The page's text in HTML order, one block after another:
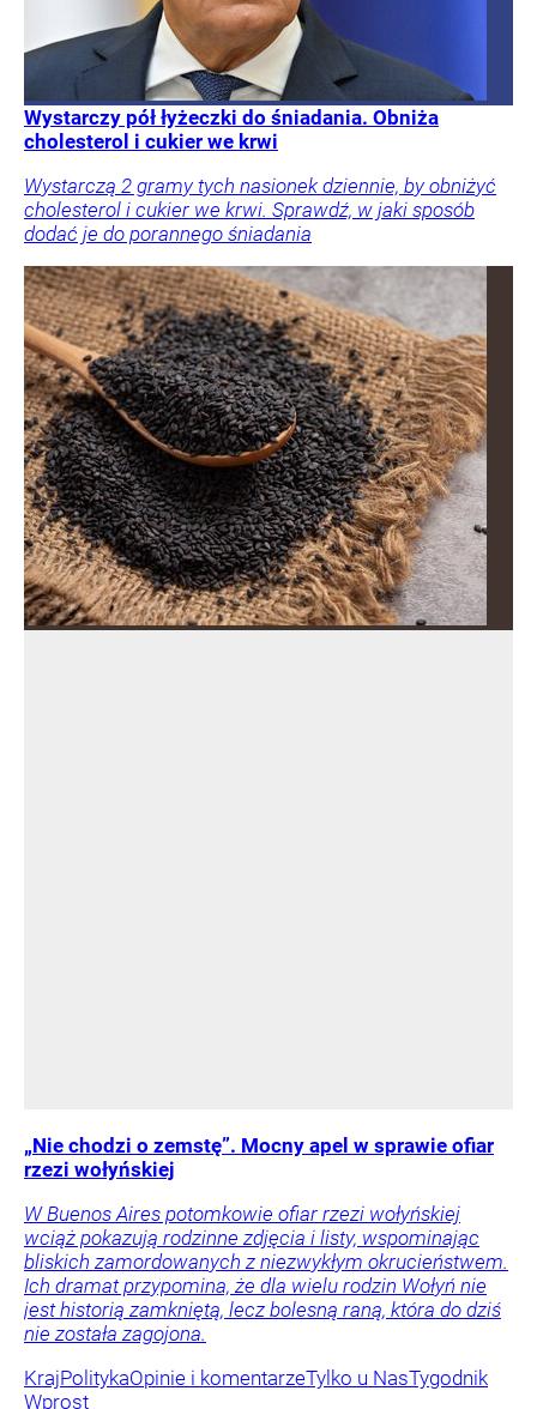
Wystarczy pół łyżeczki do śniadania. Obniża
cholesterol i cukier we krwi
Wystarczą 2 gramy tych nasionek dziennie, by obniżyć
cholesterol i cukier we krwi. Sprawdź, w jaki sposób
dodać je do porannego śniadania
„Nie chodzi o zemstę”. Mocny apel w sprawie ofiar
rzezi wołyńskiej
W Buenos Aires potomkowie ofiar rzezi wołyńskiej
wciąż pokazują rodzinne zdjęcia i listy, wspominając
bliskich zamordowanych z niezwykłym okrucieństwem.
Ich dramat przypomina, że dla wielu rodzin Wołyń nie
jest historią zamkniętą, lecz bolesną raną, która do dziś
nie została zagojona.
KrajPolitykaOpinie i komentarzeTylko u NasTygodnik
Wprost